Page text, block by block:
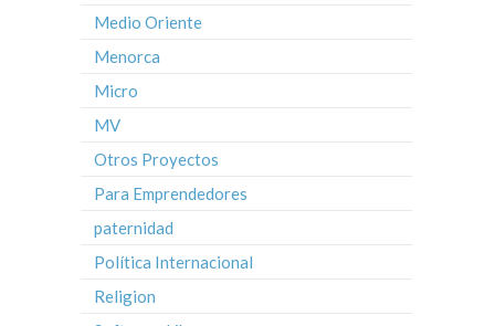
Medio Oriente
Menorca
Micro
MV
Otros Proyectos
Para Emprendedores
paternidad
Política Internacional
Religion